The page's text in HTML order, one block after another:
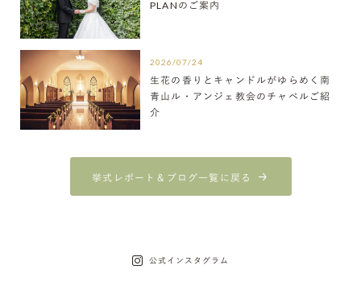
PLANのご案内
2026/07/24
生花の香りとキャンドルがゆらめく南
青山ル・アンジェ教会のチャペルご紹
介
挙式レポート＆ブログ一覧に戻る
公式インスタグラム